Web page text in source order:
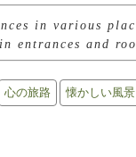
in various
entrances and
心の旅路 懐かしい風景